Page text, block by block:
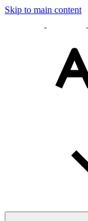
Skip to main content